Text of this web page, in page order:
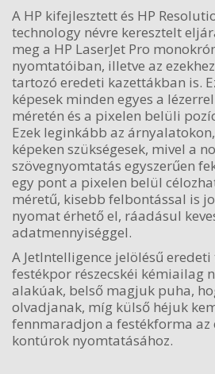
A HP kifejlesztett és HP
technology névre keresztelt
meg a HP LaserJet Pro
nyomtatóiban, illetve az
tartozó eredeti kazettákban is.
képesek minden egyes a
méretén és a pixelen belüli
Ezek leginkább az
képeken szükségesek, mivel a
szövegnyomtatás egyszerűen
egy pont a pixelen belül
méretű, kisebb felbontással is
nyomat érhető el, ráadásul
adatmennyiséggel.
A JetIntelligence jelölésű
festékpor részecskéi kémiailag
alakúak, belső magjuk puha,
olvadjanak, míg külső héjuk
fennmaradjon a festékforma az
kontúrok nyomtatásához.